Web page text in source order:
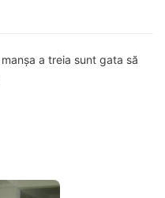
a treia sunt gata să